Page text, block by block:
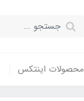
محصولات اینتکس